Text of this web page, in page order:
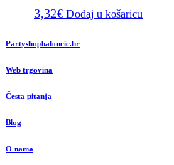
3,32€ Dodaj u košaricu
Partyshopbaloncic.hr
Web trgovina
Česta pitanja
Blog
O nama